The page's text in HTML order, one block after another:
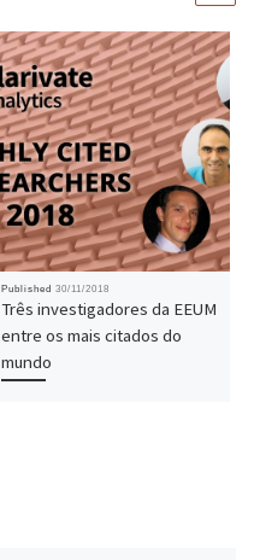
Published 30/11/2018
Três investigadores da EEUM
entre os mais citados do
mundo